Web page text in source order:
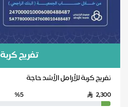
تفريج كربة
تفريج كربة للأرامل الأشد حاجة
2,300
%5